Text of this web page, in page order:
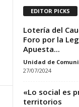
EDITOR PICKS
Lotería del
Foro por la
Apuesta...
Unidad de
27/07/2024
«Lo social es
territorios